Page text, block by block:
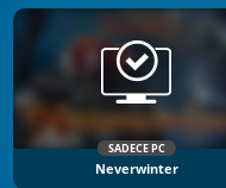
SADECE PC
Neverwinter